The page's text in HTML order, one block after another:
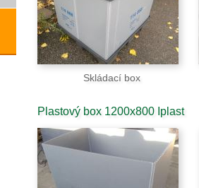
Skládací box
Plastový box 1200x800 Iplast